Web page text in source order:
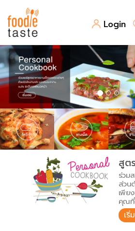
Login
สูตรอาหาร
สูตรอาหารล่าสุด
Top Foodie
พาไปชิม
สารพันก้นครัว
เคล็ดลับน่ารู้
เปรียบเทียบหน่วยการตวง
เปรียบเทียบอุณหภูมิ
เปรียบเทียบน้ำหนักวัตถุดิบ
FoodPedia
สร้าง Cookbook
สูต
ร่วม
ส่วน
เพีย
คุณ
เริ่